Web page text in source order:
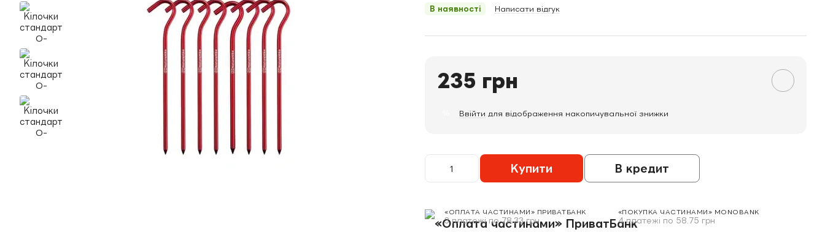
В наявності Написати відгук
235 грн
Ввійти для відображення накопичувальної знижки
Купити В кредит
«ОПЛАТА ЧАСТИНАМИ» ПРИВАТБАНК
3 платежі по 78.33 грн
«ПОКУПКА ЧАСТИНАМИ» MONOBANK
4 платежі по 58.75 грн